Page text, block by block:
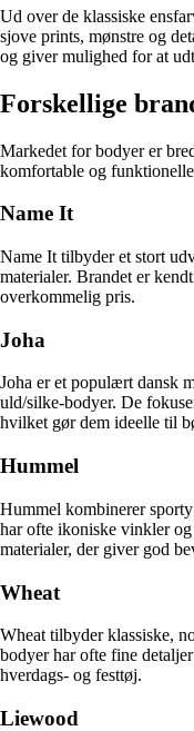
Ud over de klassiske
sjove prints, mønstre og
og giver mulighed for at
Forskellige
Markedet for bodyer er
komfortable og
Name It
Name It tilbyder et stort
materialer. Brandet er
overkommelig pris.
Joha
Joha er et populært dansk
uld/silke-bodyer. De
hvilket gør dem ideelle til
Hummel
Hummel kombinerer
har ofte ikoniske vinkler
materialer, der giver god
Wheat
Wheat tilbyder klassiske,
bodyer har ofte fine
hverdags- og festtøj.
Liewood